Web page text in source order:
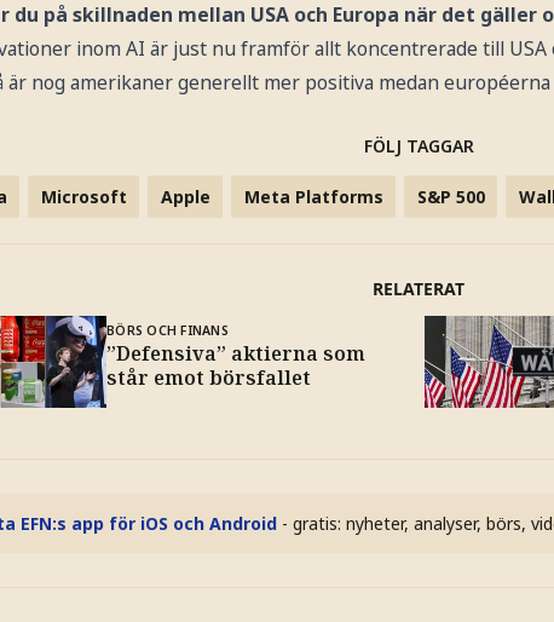
du på skillnaden mellan USA och Europa när det gäller
inom AI är just nu framför allt koncentrerade till
är nog amerikaner generellt mer positiva medan
FÖLJ TAGGAR
Microsoft Apple Meta Platforms S&P 500
RELATERAT
BÖRS OCH FINANS
”Defensiva” aktierna som
står emot börsfallet
EFN:s app för iOS och Android - gratis: nyheter, analyser, börs,